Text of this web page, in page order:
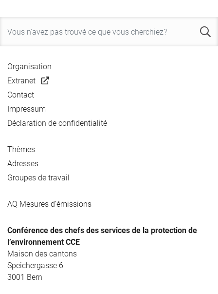
Organisation
Extranet
Contact
Impressum
Déclaration de confidentialité
Thèmes
Adresses
Groupes de travail
AQ Mesures d’émissions
Conférence des chefs des services de la protection de
l’environnement CCE
Maison des cantons
Speichergasse 6
3001 Bern